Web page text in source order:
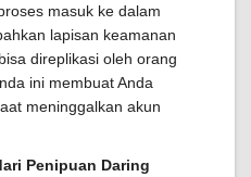
masuk ke dalam
lapisan keamanan
direplikasi oleh orang
ini membuat Anda
meninggalkan akun
Penipuan Daring